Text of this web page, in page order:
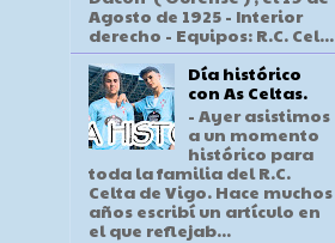
Agosto de 1925 - Interior
derecho - Equipos: R.C. Cel...
Día histórico
con As Celtas.
- Ayer asistimos
a un momento
histórico para
toda la familia del R.C.
Celta de Vigo. Hace muchos
años escribí un artículo en
el que reflejab...